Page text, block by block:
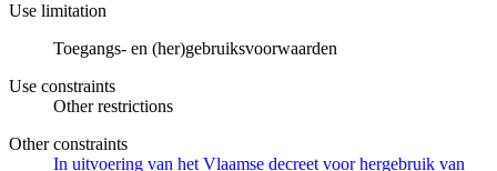
Use limitation
Toegangs- en (her)gebruiksvoorwaarden
Use constraints
Other restrictions
Other constraints
In uitvoering van het Vlaamse decreet voor hergebruik van